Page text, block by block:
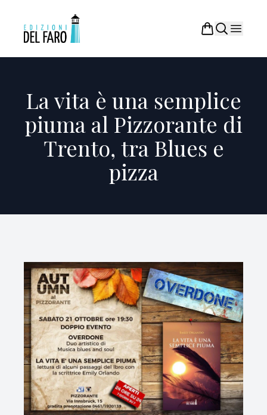
La vita è una semplice
piuma al Pizzorante di
Trento, tra Blues e
pizza